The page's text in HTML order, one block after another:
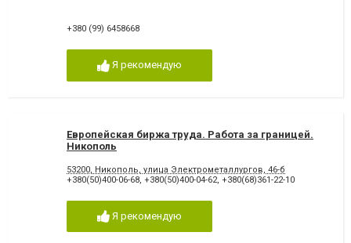
+380 (99) 6458668
Я рекомендую
Европейская биржа труда. Работа за границей.
Никополь
53200, Никополь, улица Электрометаллургов, 46-б
+380(50)400-06-68, +380(50)400-04-62, +380(68)361-22-10
Я рекомендую